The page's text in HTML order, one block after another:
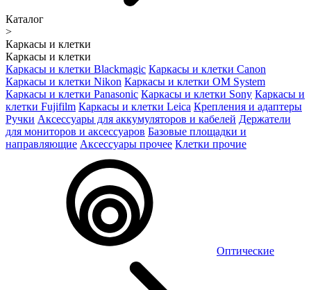
Каталог
>
Каркасы и клетки
Каркасы и клетки
Каркасы и клетки Blackmagic Каркасы и клетки Canon
Каркасы и клетки Nikon Каркасы и клетки OM System
Каркасы и клетки Panasonic Каркасы и клетки Sony Каркасы и
клетки Fujifilm Каркасы и клетки Leica Крепления и адаптеры
Ручки Аксессуары для аккумуляторов и кабелей Держатели
для мониторов и аксессуаров Базовые площадки и
направляющие Аксессуары прочее Клетки прочие
Оптические